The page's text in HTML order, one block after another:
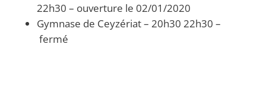
22h30 – ouverture le 02/01/2020
Gymnase de Ceyzériat – 20h30 22h30 –
fermé